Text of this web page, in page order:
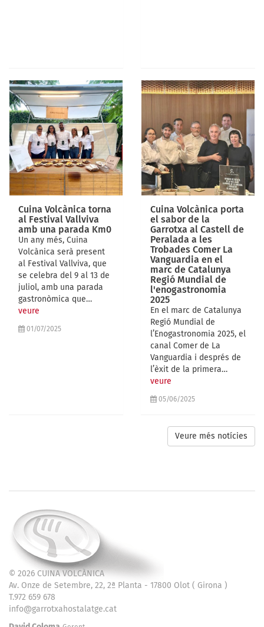
Cuina Volcànica torna
al Festival Vallviva
amb una parada Km0
Un any més, Cuina
Volcànica serà present
al Festival Vallviva, que
se celebra del 9 al 13 de
juliol, amb una parada
gastronòmica que…
veure
01/07/2025
Cuina Volcànica porta
el sabor de la
Garrotxa al Castell de
Peralada a les
Trobades Comer La
Vanguardia en el
marc de Catalunya
Regió Mundial de
l'enogastronomia
2025
En el marc de Catalunya
Regió Mundial de
l’Enogastronomia 2025, el
canal Comer de La
Vanguardia i després de
l’èxit de la primera…
veure
05/06/2025
Veure més notícies
© 2026 CUINA VOLCÀNICA
Av. Onze de Setembre, 22, 2ª Planta - 17800 Olot ( Girona )
T.972 659 678
info@garrotxahostalatge.cat